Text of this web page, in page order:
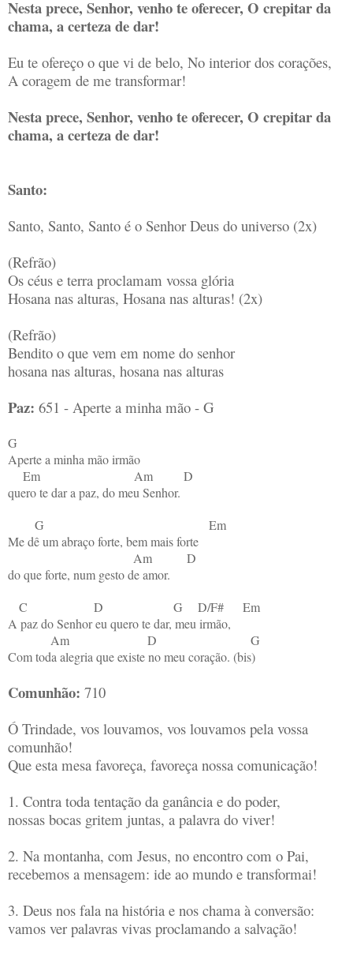
Nesta prece, Senhor, venho te oferecer, O crepitar da
chama, a certeza de dar!
Eu te ofereço o que vi de belo, No interior dos corações,
A coragem de me transformar!
Nesta prece, Senhor, venho te oferecer, O crepitar da
chama, a certeza de dar!
Santo:
Santo, Santo, Santo é o Senhor Deus do universo (2x)
(Refrão)
Os céus e terra proclamam vossa glória
Hosana nas alturas, Hosana nas alturas! (2x)
(Refrão)
Bendito o que vem em nome do senhor
hosana nas alturas, hosana nas alturas
Paz: 651 - Aperte a minha mão - G
G
Aperte a minha mão irmão
Em Am D
quero te dar a paz, do meu Senhor.
G Em
Me dê um abraço forte, bem mais forte
Am D
do que forte, num gesto de amor.
C D G D/F# Em
A paz do Senhor eu quero te dar, meu irmão,
Am D G
Com toda alegria que existe no meu coração. (bis)
Comunhão: 710
Ó Trindade, vos louvamos, vos louvamos pela vossa
comunhão!
Que esta mesa favoreça, favoreça nossa comunicação!
1. Contra toda tentação da ganância e do poder,
nossas bocas gritem juntas, a palavra do viver!
2. Na montanha, com Jesus, no encontro com o Pai,
recebemos a mensagem: ide ao mundo e transformai!
3. Deus nos fala na história e nos chama à conversão:
vamos ver palavras vivas proclamando a salvação!